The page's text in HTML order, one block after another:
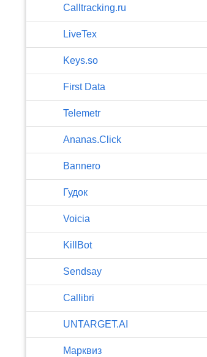
Calltracking.ru
LiveTex
Keys.so
First Data
Telemetr
Ananas.Click
Bannero
Гудок
Voicia
KillBot
Sendsay
Callibri
UNTARGET.AI
Марквиз